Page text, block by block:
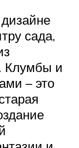
сада,
Клумбы и
– это